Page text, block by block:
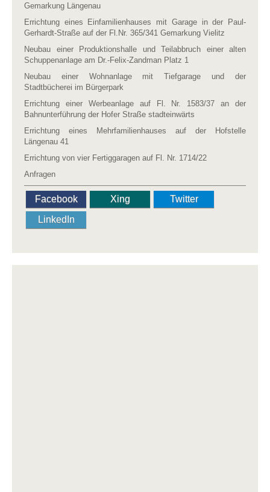
Gemarkung Längenau
Errichtung eines Einfamilienhauses mit Garage in der Paul-
Gerhardt-Straße auf der Fl.Nr. 365/341 Gemarkung Vielitz
Neubau einer Produktionshalle und Teilabbruch einer alten
Schuppenanlage am Dr.-Felix-Zandman Platz 1
Neubau einer Wohnanlage mit Tiefgarage und der
Stadtbücherei im Bürgerpark
Errichtung einer Werbeanlage auf Fl. Nr. 1583/37 an der
Bahnunterführung der Hofer Straße stadteinwärts
Errichtung eines Mehrfamilienhauses auf der Hofstelle
Längenau 41
Errichtung von vier Fertiggaragen auf Fl. Nr. 1714/22
Anfragen
Facebook Xing
Twitter
LinkedIn